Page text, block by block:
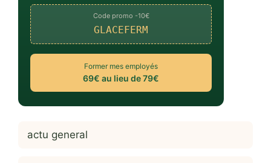
Code promo -10€
GLACEFERM
Former mes employés
69€ au lieu de 79€
actu general